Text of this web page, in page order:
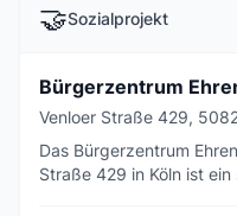
🤝Sozialprojekt
Bürgerzentrum
Venloer Straße 429,
Das Bürgerzentrum
Straße 429 in Köln ist